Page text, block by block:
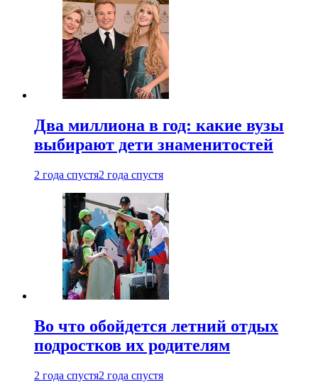
Два миллиона в год: какие вузы
выбирают дети знаменитостей
2 года спустя2 года спустя
Во что обойдется летний отдых
подростков их родителям
2 года спустя2 года спустя